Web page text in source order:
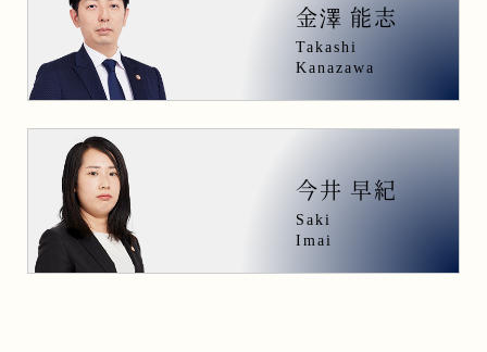
金澤 能志
Takashi
Kanazawa
今井 早紀
Saki
Imai